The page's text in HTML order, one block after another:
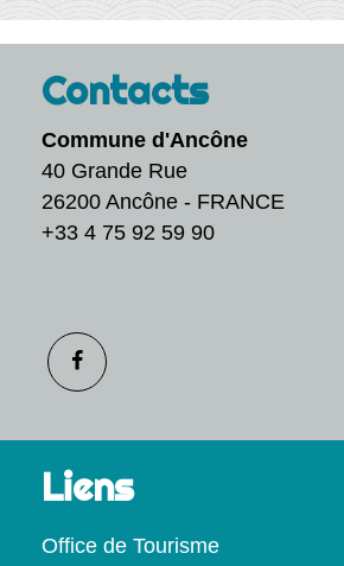
Contacts
Commune d'Ancône
40 Grande Rue
26200 Ancône - FRANCE
+33 4 75 92 59 90
Liens
Office de Tourisme